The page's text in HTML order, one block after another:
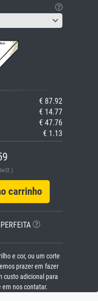
€ 87.92
€ 14.77
€ 47.76
€ 1.13
carrinho
PERFEITA
e cor, ou um corte
prazer em fazer
custo adicional para
em nos contatar.